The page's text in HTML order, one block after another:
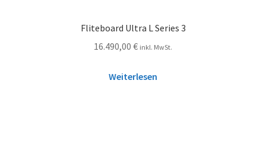
Fliteboard Ultra L Series 3
16.490,00 € inkl. MwSt.
Weiterlesen